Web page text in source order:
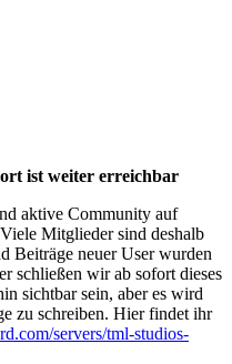
ist weiter erreichbar
aktive Community auf
Mitglieder sind deshalb
Beiträge neuer User wurden
schließen wir ab sofort dieses
sichtbar sein, aber es wird
zu schreiben. Hier findet ihr
servers/tml-studios-